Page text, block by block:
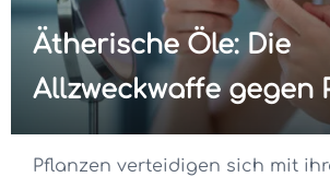
Ätherische Öle: Die
Allzweckwaffe gegen
Pflanzen verteidigen sich mit